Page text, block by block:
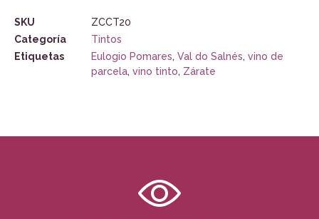
SKU
ZCCT20
Categoría
Tintos
Etiquetas
Eulogio Pomares, Val do Salnés, vino de
parcela, vino tinto, Zárate